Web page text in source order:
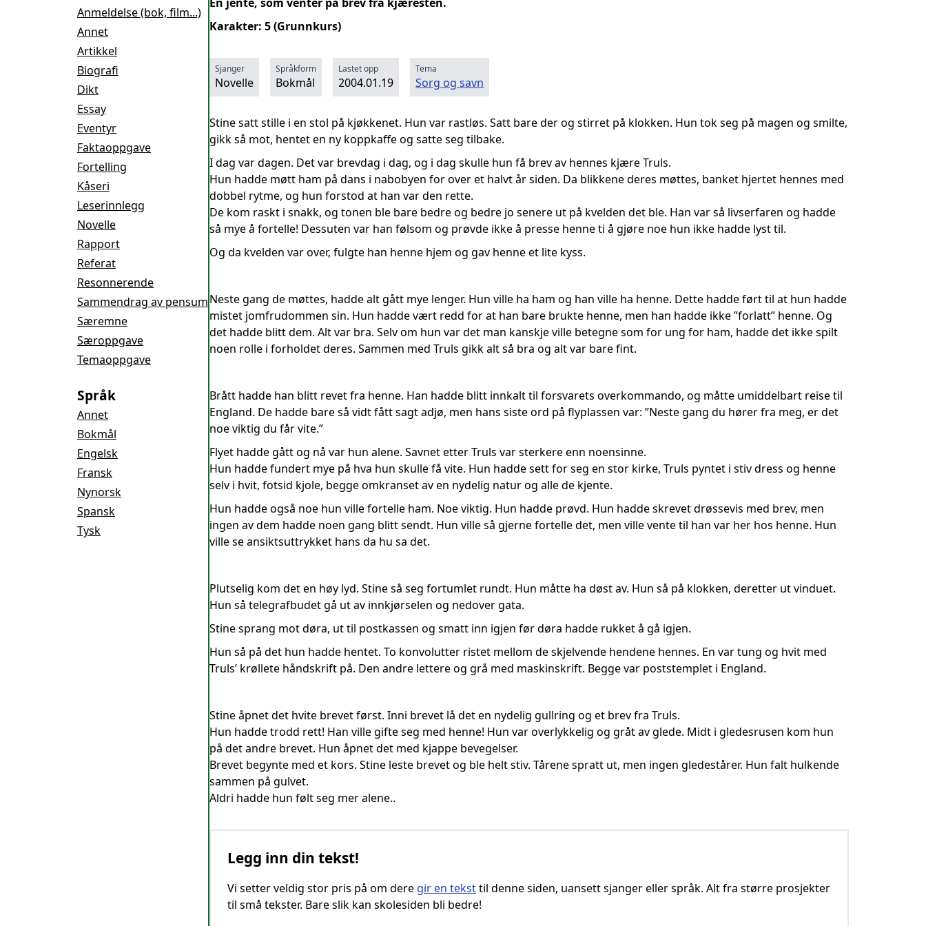
Anmeldelse (bok, film...)
Annet
Artikkel
Biografi
Dikt
Essay
Eventyr
Faktaoppgave
Fortelling
Kåseri
Leserinnlegg
Novelle
Rapport
Referat
Resonnerende
Sammendrag av pensum
Særemne
Særoppgave
Temaoppgave
Språk
Annet
Bokmål
Engelsk
Fransk
Nynorsk
Spansk
Tysk
Karakter: 5 (Grunnkurs)
Sjanger
Novelle
Språkform
Bokmål
Lastet opp
2004.01.19
Tema
Sorg og savn
Stine satt stille i en stol på kjøkkenet. Hun var rastløs. Satt bare der og stirret på klokken. Hun tok seg på magen og smilte,
gikk så mot, hentet en ny koppkaffe og satte seg tilbake.
I dag var dagen. Det var brevdag i dag, og i dag skulle hun få brev av hennes kjære Truls.
Hun hadde møtt ham på dans i nabobyen for over et halvt år siden. Da blikkene deres møttes, banket hjertet hennes med
dobbel rytme, og hun forstod at han var den rette.
De kom raskt i snakk, og tonen ble bare bedre og bedre jo senere ut på kvelden det ble. Han var så livserfaren og hadde
så mye å fortelle! Dessuten var han følsom og prøvde ikke å presse henne ti å gjøre noe hun ikke hadde lyst til.
Og da kvelden var over, fulgte han henne hjem og gav henne et lite kyss.
Neste gang de møttes, hadde alt gått mye lenger. Hun ville ha ham og han ville ha henne. Dette hadde ført til at hun hadde
mistet jomfrudommen sin. Hun hadde vært redd for at han bare brukte henne, men han hadde ikke ”forlatt” henne. Og
det hadde blitt dem. Alt var bra. Selv om hun var det man kanskje ville betegne som for ung for ham, hadde det ikke spilt
noen rolle i forholdet deres. Sammen med Truls gikk alt så bra og alt var bare fint.
Brått hadde han blitt revet fra henne. Han hadde blitt innkalt til forsvarets overkommando, og måtte umiddelbart reise til
England. De hadde bare så vidt fått sagt adjø, men hans siste ord på flyplassen var: ”Neste gang du hører fra meg, er det
noe viktig du får vite.”
Flyet hadde gått og nå var hun alene. Savnet etter Truls var sterkere enn noensinne.
Hun hadde fundert mye på hva hun skulle få vite. Hun hadde sett for seg en stor kirke, Truls pyntet i stiv dress og henne
selv i hvit, fotsid kjole, begge omkranset av en nydelig natur og alle de kjente.
Hun hadde også noe hun ville fortelle ham. Noe viktig. Hun hadde prøvd. Hun hadde skrevet drøssevis med brev, men
ingen av dem hadde noen gang blitt sendt. Hun ville så gjerne fortelle det, men ville vente til han var her hos henne. Hun
ville se ansiktsuttrykket hans da hu sa det.
Plutselig kom det en høy lyd. Stine så seg fortumlet rundt. Hun måtte ha døst av. Hun så på klokken, deretter ut vinduet.
Hun så telegrafbudet gå ut av innkjørselen og nedover gata.
Stine sprang mot døra, ut til postkassen og smatt inn igjen før døra hadde rukket å gå igjen.
Hun så på det hun hadde hentet. To konvolutter ristet mellom de skjelvende hendene hennes. En var tung og hvit med
Truls’ krøllete håndskrift på. Den andre lettere og grå med maskinskrift. Begge var poststemplet i England.
Stine åpnet det hvite brevet først. Inni brevet lå det en nydelig gullring og et brev fra Truls.
Hun hadde trodd rett! Han ville gifte seg med henne! Hun var overlykkelig og gråt av glede. Midt i gledesrusen kom hun
på det andre brevet. Hun åpnet det med kjappe bevegelser.
Brevet begynte med et kors. Stine leste brevet og ble helt stiv. Tårene spratt ut, men ingen gledestårer. Hun falt hulkende
sammen på gulvet.
Aldri hadde hun følt seg mer alene..
Legg inn din tekst!
Vi setter veldig stor pris på om dere gir en teksttil denne siden, uansett sjanger eller språk. Alt fra større prosjekter
til små tekster. Bare slik kan skolesiden bli bedre!